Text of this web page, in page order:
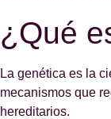
¿Qué
La genética es la
mecanismos que
hereditarios.